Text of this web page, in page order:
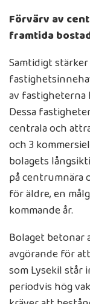
Förvärv av
framtida
Samtidigt
av fastigheterna
Dessa
centrala och
och 3
bolagets
på centrumnära
för äldre, en
kommande år.
Bolaget betonar
avgörande för
som Lysekil står
periodvis hög